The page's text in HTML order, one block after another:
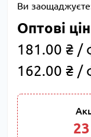
Ви
Оптові
181.00 ₴ /
162.00 ₴ /
23